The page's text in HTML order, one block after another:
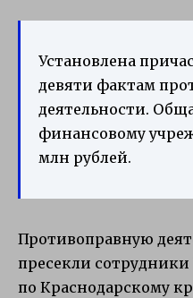
Установлена
девяти фактам
деятельности.
финансовому
млн рублей.
Противоправную
пресекли
по Краснодарскому